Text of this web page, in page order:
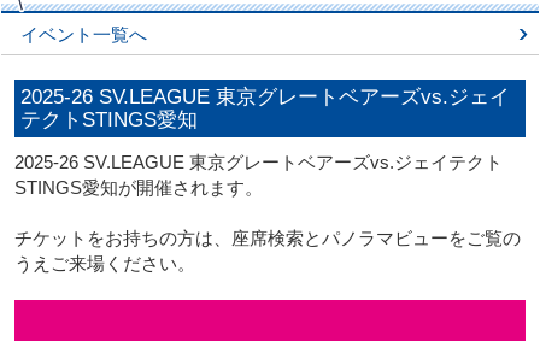
イベント一覧へ
2025-26 SV.LEAGUE 東京グレートベアーズvs.ジェイ
テクトSTINGS愛知
2025-26 SV.LEAGUE 東京グレートベアーズvs.ジェイテクト
STINGS愛知が開催されます。
チケットをお持ちの方は、座席検索とパノラマビューをご覧の
うえご来場ください。